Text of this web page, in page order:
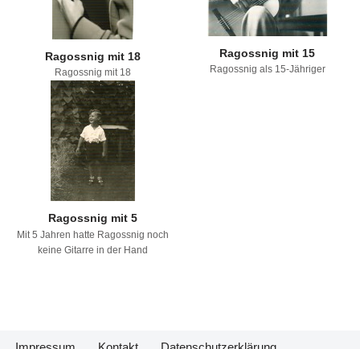
Ragossnig mit 18
Ragossnig mit 18
Ragossnig mit 15
Ragossnig als 15-Jähriger
Ragossnig mit 5
Mit 5 Jahren hatte Ragossnig noch
keine Gitarre in der Hand